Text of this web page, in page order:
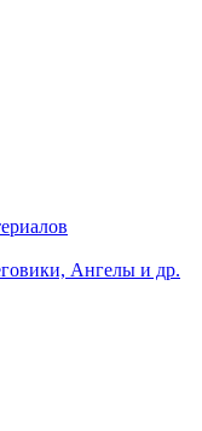
Ангелы и др.